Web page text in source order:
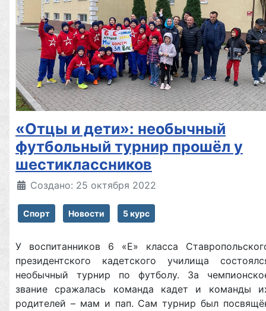
«Отцы и дети»: необычный
футбольный турнир прошёл у
шестиклассников
Создано: 25 октября 2022
Спорт Новости 5 курс
У воспитанников 6 «Е» класса
президентского кадетского училища
необычный турнир по футболу. За
звание сражалась команда кадет и команды
родителей – мам и пап. Сам турнир был